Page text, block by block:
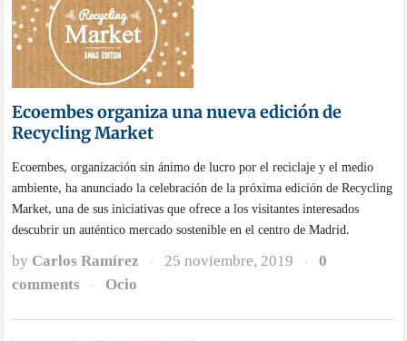
Ecoembes organiza una nueva edición de
Recycling Market
Ecoembes, organización sin ánimo de lucro por el reciclaje y el medio
ambiente, ha anunciado la celebración de la próxima edición de Recycling
Market, una de sus iniciativas que ofrece a los visitantes interesados
descubrir un auténtico mercado sostenible en el centro de Madrid.
by Carlos Ramírez · 25 noviembre, 2019 ·
0
comments
· Ocio